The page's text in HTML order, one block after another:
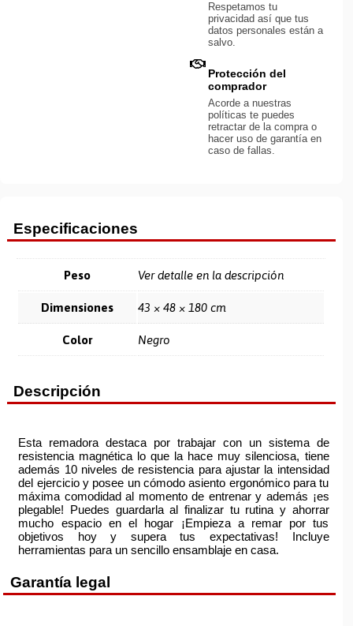
Respetamos tu
privacidad así que tus
datos personales están a
salvo.
Protección del
comprador
Acorde a nuestras
políticas te puedes
retractar de la compra o
hacer uso de garantía en
caso de fallas.
Especificaciones
Peso Ver detalle en la descripción
Dimensiones 43 × 48 × 180 cm
Color Negro
Descripción
Esta remadora destaca por trabajar con un sistema de
resistencia magnética lo que la hace muy silenciosa, tiene
además 10 niveles de resistencia para ajustar la intensidad
del ejercicio y posee un cómodo asiento ergonómico para tu
máxima comodidad al momento de entrenar y además ¡es
plegable! Puedes guardarla al finalizar tu rutina y ahorrar
mucho espacio en el hogar ¡Empieza a remar por tus
objetivos hoy y supera tus expectativas! Incluye
herramientas para un sencillo ensamblaje en casa.
Garantía legal